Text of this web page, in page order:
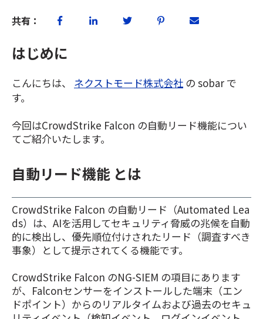
共有：
はじめに
こんにちは、 ネクストモード株式会社 の sobar で
す。
今回はCrowdStrike Falcon の自動リード機能につい
てご紹介いたします。
自動リード機能 とは
CrowdStrike Falcon の自動リード（Automated Lea
ds）は、AIを活用してセキュリティ脅威の兆候を自動
的に検出し、優先順位付けされたリード（調査すべき
事象）として提示されてくる機能です。
CrowdStrike Falcon のNG-SIEM の項目にあります
が、Falconセンサーをインストールした端末（エン
ドポイント）からのリアルタイムおよび過去のセキュ